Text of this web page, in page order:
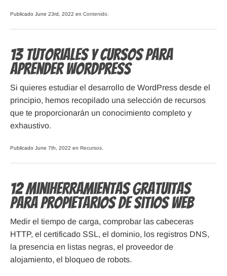
Publicado June 23rd, 2022 en Contenido
13 tutoriales y cursos para
aprender WordPress
Si quieres estudiar el desarrollo de WordPress desde el
principio, hemos recopilado una selección de recursos
que te proporcionarán un conocimiento completo y
exhaustivo.
Publicado June 7th, 2022 en Recursos
12 miniherramientas gratuitas
para propietarios de sitios web
Medir el tiempo de carga, comprobar las cabeceras
HTTP, el certificado SSL, el dominio, los registros DNS,
la presencia en listas negras, el proveedor de
alojamiento, el bloqueo de robots.